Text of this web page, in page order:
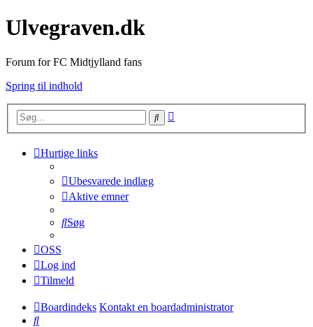
Ulvegraven.dk
Forum for FC Midtjylland fans
Spring til indhold
Søg
Hurtige links
Ubesvarede indlæg
Aktive emner
Søg
OSS
Log ind
Tilmeld
Boardindeks Kontakt en boardadministrator
Søg